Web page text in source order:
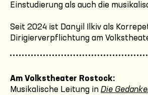
Einstudierung als auch die
Seit 2024 ist Danyil Ilkiv als
Dirigierverpflichtung am
Am Volkstheater Rostock:
Musikalische Leitung in Die